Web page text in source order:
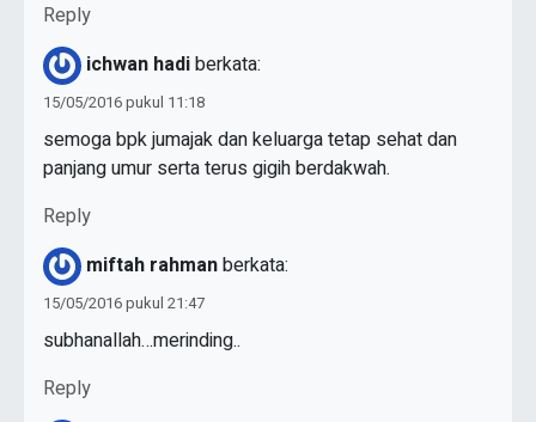
Reply
ichwan hadiberkata:
15/05/2016 pukul 11:18
semoga bpk jumajak dan keluarga tetap sehat dan
panjang umur serta terus gigih berdakwah.
Reply
miftah rahmanberkata:
15/05/2016 pukul 21:47
subhanallah…merinding..
Reply